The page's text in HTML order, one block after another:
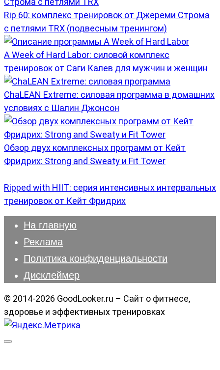
Rip 60: комплекс тренировок от Джереми Строма
с петлями TRX (подвесным тренингом)
A Week of Hard Labor: силовой комплекс
тренировок от Саги Калев для мужчин и женщин
ChaLEAN Extreme: силовая программа в домашних
условиях с Шалин Джонсон
Обзор двух комплексных программ от Кейт
Фридрих: Strong and Sweaty и Fit Tower
Ripped with HIIT: серия интенсивных интервальных
тренировок от Кейт Фридрих
На главную
Реклама
Политика конфиденциальности
Дисклеймер
© 2014-2026 GoodLooker.ru – Сайт о фитнесе,
здоровье и эффективных тренировках